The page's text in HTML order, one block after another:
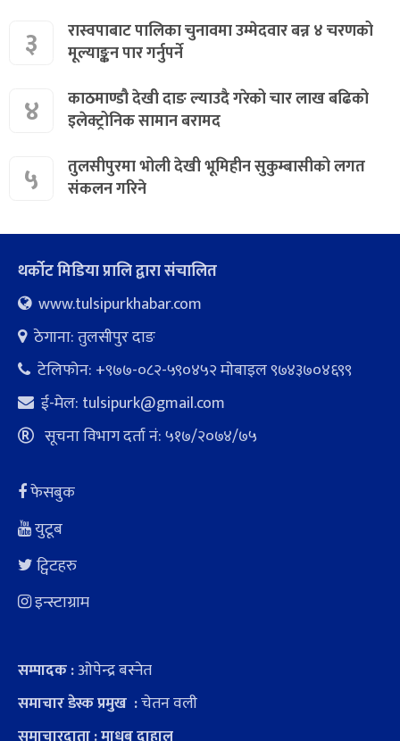
३
रास्वपाबाट पालिका चुनावमा उम्मेदवार बन्न ४ चरणको
मूल्याङ्कन पार गर्नुपर्ने
४
काठमाण्डौ देखी दाङ ल्याउदै गरेको चार लाख बढिको
इलेक्ट्रोनिक सामान बरामद
५
तुलसीपुरमा भोली देखी भूमिहीन सुकुम्बासीको लगत
संकलन गरिने
थर्कोट मिडिया प्रालि द्वारा संचालित
www.tulsipurkhabar.com
ठेगाना: तुलसीपुर दाङ
टेलिफोन: +९७७-०८२-५९०४५२ माेबाइल ९७४३७०४६९९
ई-मेल: tulsipurk@gmail.com
सूचना विभाग दर्ता नं: ५१७/२०७४/७५
फेसबुक
युटूब
ट्विटहरु
इन्स्टाग्राम
सम्पादक :ओपेन्द्र बस्नेत
समाचार डेस्क प्रमुख :चेतन वली